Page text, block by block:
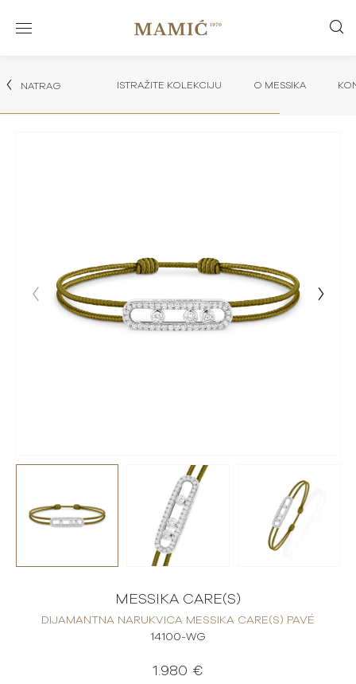
NATRAG ISTRAŽITE KOLEKCIJU O MESSIKA
MESSIKA CARE(S)
DIJAMANTNA NARUKVICA MESSIKA CARE(S) PAVÉ
14100-WG
1.980 €